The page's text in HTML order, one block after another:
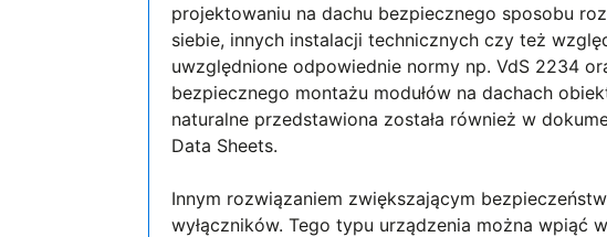
projektowaniu na dachu bezpiecznego sposobu
siebie, innych instalacji technicznych czy też
uwzględnione odpowiednie normy np. VdS 2234
bezpiecznego montażu modułów na dachach
naturalne przedstawiona została również w
Data Sheets.
Innym rozwiązaniem zwiększającym
wyłączników. Tego typu urządzenia można wpiąć